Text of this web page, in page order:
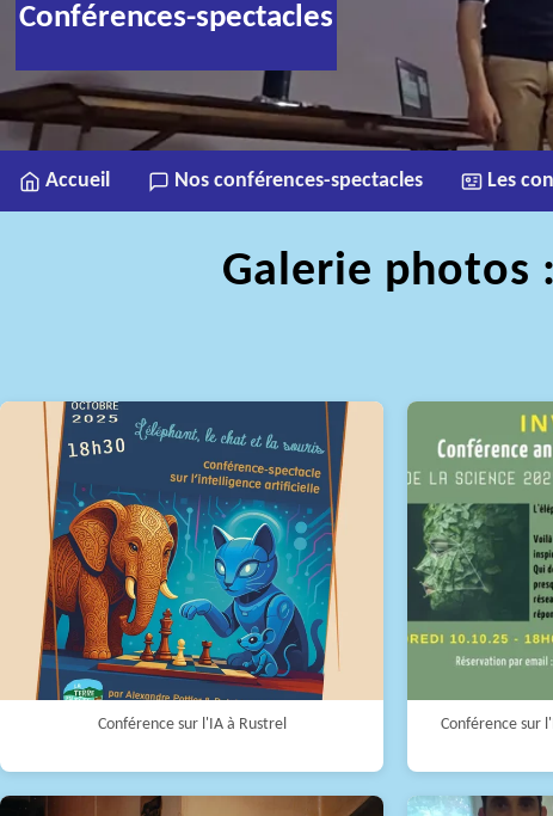
Conférences-spectacles
Accueil Nos conférences-spectacles Les
Galerie photos
Conférence sur l'IA à Rustrel
Conférence sur